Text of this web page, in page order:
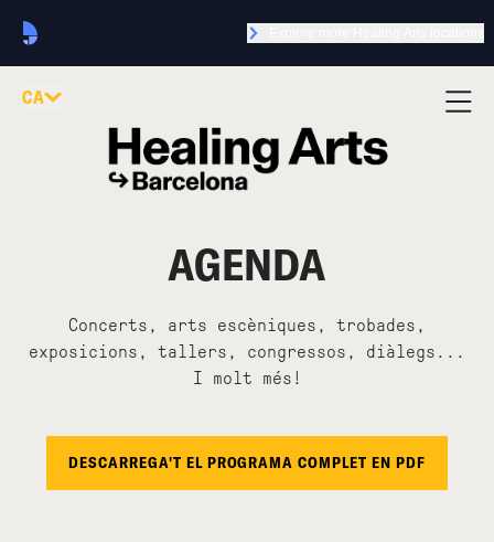
CA
AGENDA
Concerts, arts escèniques, trobades,
exposicions, tallers, congressos, diàlegs...
I molt més!
DESCARREGA'T EL PROGRAMA COMPLET EN PDF